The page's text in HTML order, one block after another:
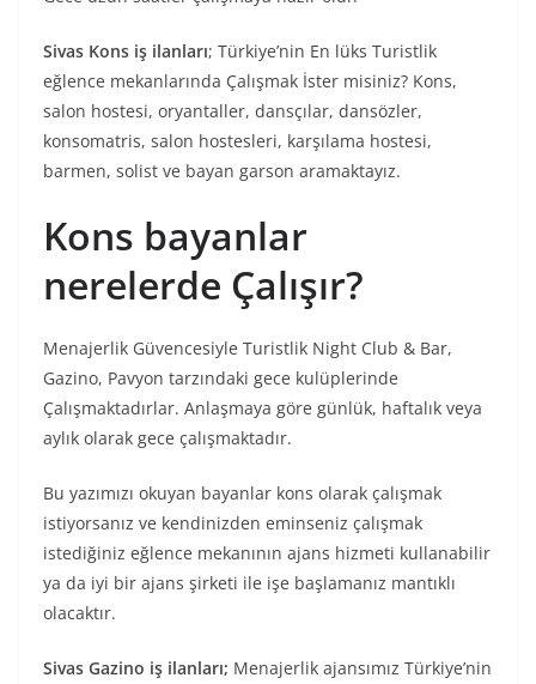
Sivas Kons iş ilanları; Türkiye’nin En lüks Turistlik
eğlence mekanlarında Çalışmak İster misiniz? Kons,
salon hostesi, oryantaller, dansçılar, dansözler,
konsomatris, salon hostesleri, karşılama hostesi,
barmen, solist ve bayan garson aramaktayız.
Kons bayanlar
nerelerde Çalışır?
Menajerlik Güvencesiyle Turistlik Night Club & Bar,
Gazino, Pavyon tarzındaki gece kulüplerinde
Çalışmaktadırlar. Anlaşmaya göre günlük, haftalık veya
aylık olarak gece çalışmaktadır.
Bu yazımızı okuyan bayanlar kons olarak çalışmak
istiyorsanız ve kendinizden eminseniz çalışmak
istediğiniz eğlence mekanının ajans hizmeti kullanabilir
ya da iyi bir ajans şirketi ile işe başlamanız mantıklı
olacaktır.
Sivas Gazino iş ilanları; Menajerlik ajansımız Türkiye’nin